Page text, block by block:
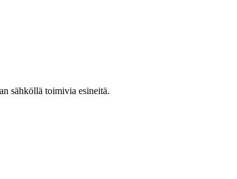
sähköllä toimivia esineitä.